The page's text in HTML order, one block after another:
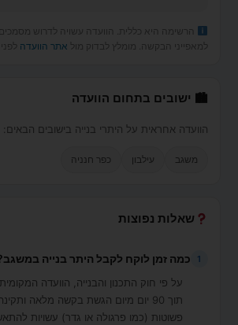
הרשימה היא כללית. הוועדה עשויה לדרוש
למאפייני הבקשה. מומלץ לבדוק מול אתר הוועדה
🏙 ישובים בתחום הוועדה
הוועדה אחראית על היתרי בנייה בישובים הבאים:
משגב עילבון כפר חנניה
שאלות נפוצות
1 כמה זמן לוקח לקבל היתר בנייה
על פי חוק התכנון והבנייה, הוועדה
תוך 90 יום מיום הגשת בקשה מלאה
פשוטות (כמו פרגולה או גדר) עשויות